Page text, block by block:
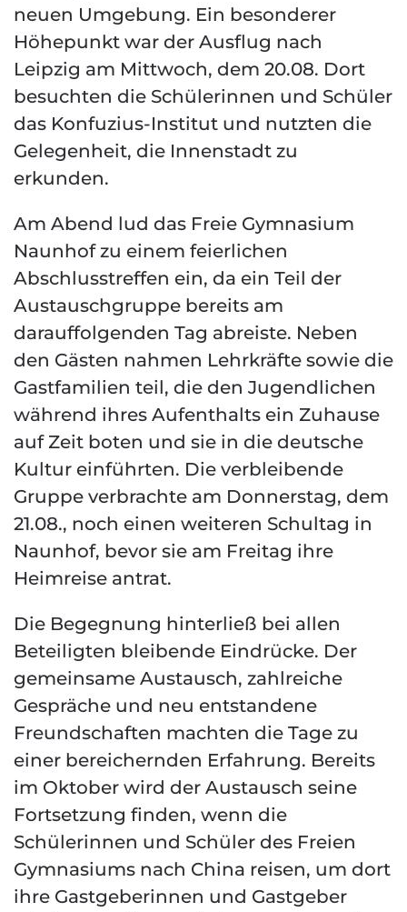
neuen Umgebung. Ein besonderer
Höhepunkt war der Ausflug nach
Leipzig am Mittwoch, dem 20.08. Dort
besuchten die Schülerinnen und Schüler
das Konfuzius-Institut und nutzten die
Gelegenheit, die Innenstadt zu
erkunden.
Am Abend lud das Freie Gymnasium
Naunhof zu einem feierlichen
Abschlusstreffen ein, da ein Teil der
Austauschgruppe bereits am
darauffolgenden Tag abreiste. Neben
den Gästen nahmen Lehrkräfte sowie die
Gastfamilien teil, die den Jugendlichen
während ihres Aufenthalts ein Zuhause
auf Zeit boten und sie in die deutsche
Kultur einführten. Die verbleibende
Gruppe verbrachte am Donnerstag, dem
21.08., noch einen weiteren Schultag in
Naunhof, bevor sie am Freitag ihre
Heimreise antrat.
Die Begegnung hinterließ bei allen
Beteiligten bleibende Eindrücke. Der
gemeinsame Austausch, zahlreiche
Gespräche und neu entstandene
Freundschaften machten die Tage zu
einer bereichernden Erfahrung. Bereits
im Oktober wird der Austausch seine
Fortsetzung finden, wenn die
Schülerinnen und Schüler des Freien
Gymnasiums nach China reisen, um dort
ihre Gastgeberinnen und Gastgeber